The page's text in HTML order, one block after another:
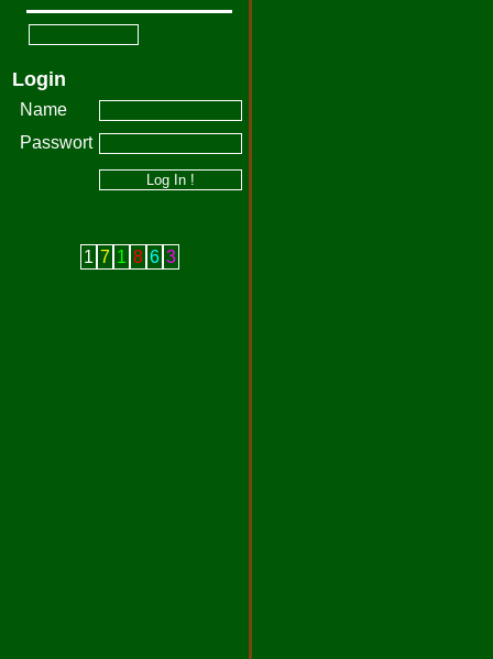
Login
Name
Passwort
1 7 1 8 6 3